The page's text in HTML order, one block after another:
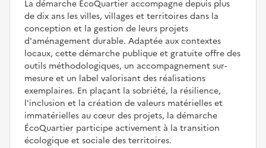
La démarche ÉcoQuartier accompagne depuis plus
de dix ans les villes, villages et territoires dans la
conception et la gestion de leurs projets
d'aménagement durable. Adaptée aux contextes
locaux, cette démarche publique et gratuite offre des
outils méthodologiques, un accompagnement sur-
mesure et un label valorisant des réalisations
exemplaires. En plaçant la sobriété, la résilience,
l'inclusion et la création de valeurs matérielles et
immatérielles au cœur des projets, la démarche
ÉcoQuartier participe activement à la transition
écologique et sociale des territoires.